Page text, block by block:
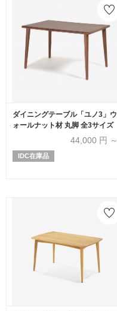
ダイニングテーブル「ユノ3」ウ
ォールナット材 丸脚 全3サイズ
44,000 円 ～
IDC在庫品